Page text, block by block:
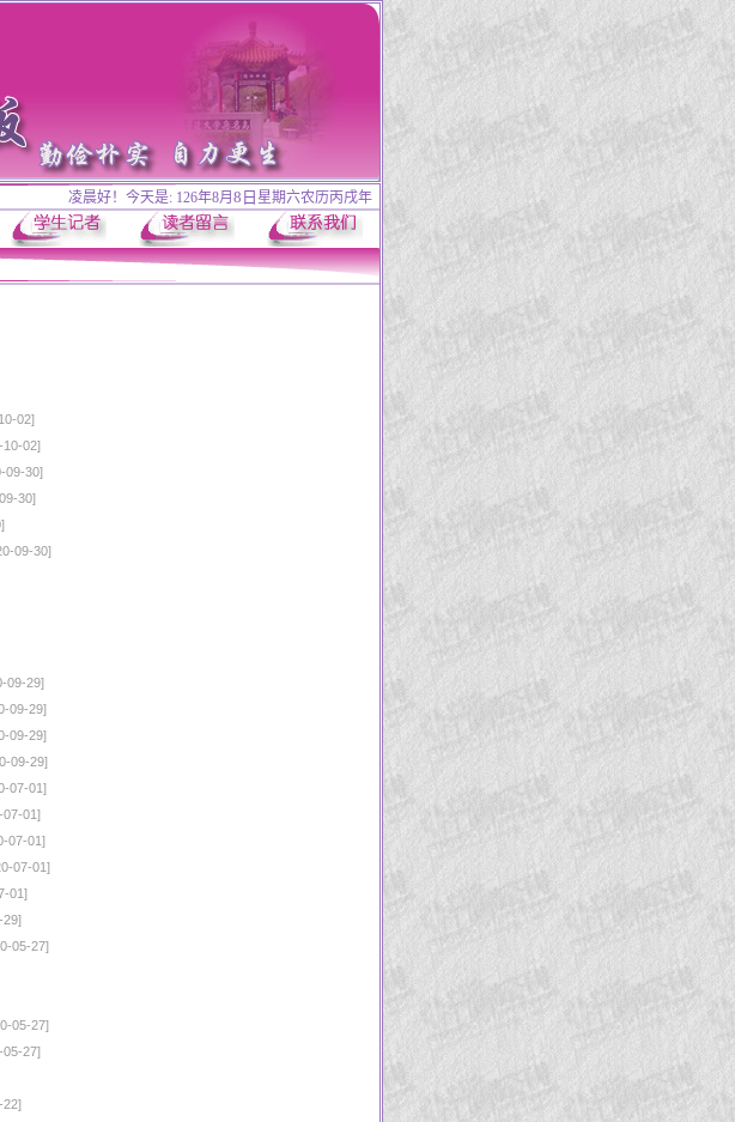
凌晨好！今天是: 126年8月 8日 星期六农历丙戌年
02]
10-02]
09-30]
30]
09-30]
09-29]
09-29]
09-29]
09-29]
07-01]
07-01]
07-01]
07-01]
01]
29]
05-27]
05-27]
05-27]
22]